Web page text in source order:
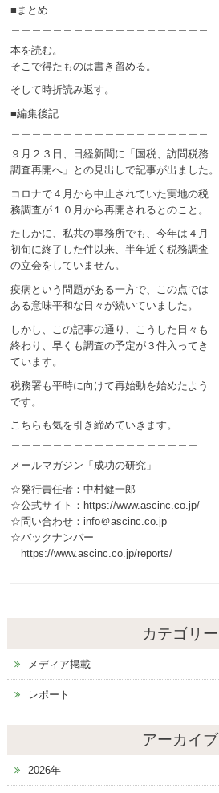
■まとめ
本を読む。
そこで得たものは書き留める。
そして時折読み返す。
■編集後記
９月２３日、日経新聞に「国税、訪問税務
調査再開へ」との見出しで記事が出ました。
コロナで４月から中止されていた実地の税
務調査が１０月から再開されるとのこと。
たしかに、私共の事務所でも、今年は４月
初旬に終了した件以来、半年近く税務調査
の立会をしていません。
疫病という問題がある一方で、この点では
ある意味平和な日々が続いていました。
しかし、この記事の通り、こうした日々も
終わり、早くも調査の予定が３件入ってき
ています。
税務署も平時に向けて再始動を始めたよう
です。
こちらも気を引き締めていきます。
メールマガジン「成功の研究」
☆発行責任者：中村健一郎
☆公式サイト：https://www.ascinc.co.jp/
☆問い合わせ：info＠ascinc.co.jp
☆バックナンバー
https://www.ascinc.co.jp/reports/
カテゴリー
メディア掲載
レポート
アーカイブ
2026年